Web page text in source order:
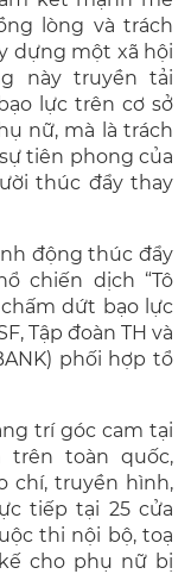
lòng và trách
dựng một xã hội
này truyền tải
lực trên cơ sở
nữ, mà là trách
tiên phong của
thúc đẩy thay
động thúc đẩy
chiến dịch “Tô
dứt bạo lực
Tập đoàn TH và
phối hợp tổ
trí góc cam tại
trên toàn quốc,
chí, truyền hình,
tiếp tại 25 cửa
thi nội bộ, toạ
cho phụ nữ bị